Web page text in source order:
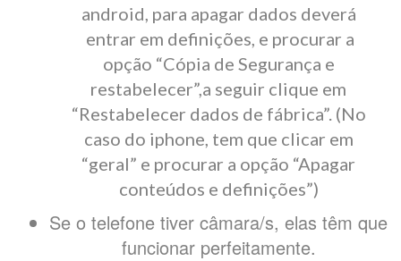
android, para apagar dados deverá
entrar em definições, e procurar a
opção “Cópia de Segurança e
restabelecer”,a seguir clique em
“Restabelecer dados de fábrica”. (No
caso do iphone, tem que clicar em
“geral” e procurar a opção “Apagar
conteúdos e definições”)
Se o telefone tiver câmara/s, elas têm que
funcionar perfeitamente.